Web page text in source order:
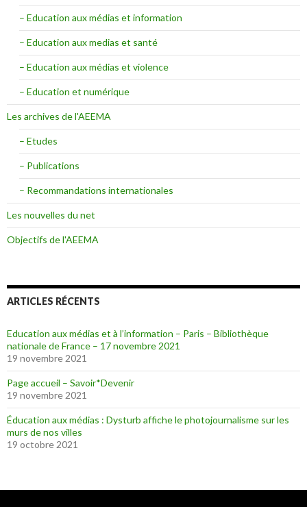
– Education aux médias et information
– Education aux medias et santé
– Education aux médias et violence
– Education et numérique
Les archives de l'AEEMA
– Etudes
– Publications
– Recommandations internationales
Les nouvelles du net
Objectifs de l'AEEMA
ARTICLES RÉCENTS
Education aux médias et à l’information – Paris – Bibliothèque
nationale de France – 17 novembre 2021
19 novembre 2021
Page accueil – Savoir*Devenir
19 novembre 2021
Éducation aux médias : Dysturb affiche le photojournalisme sur les
murs de nos villes
19 octobre 2021